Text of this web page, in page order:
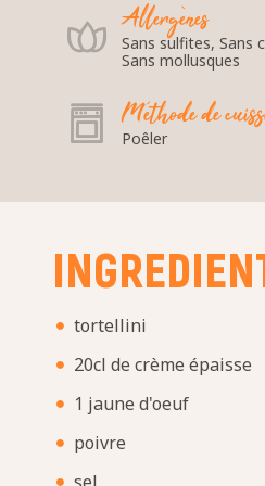
Allergènes
Sans sulfites, Sans
Sans mollusques
Méthode de
Poêler
tortellini
20cl de crème épaisse
1 jaune d'oeuf
poivre